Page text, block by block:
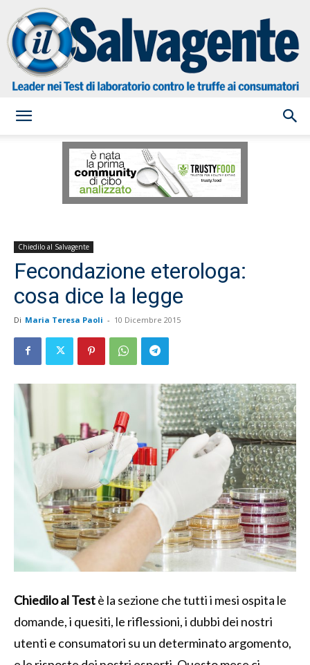
Salvagente
Chiedilo al Salvagente
Fecondazione eterologa:
cosa dice la legge
Di Maria Teresa Paoli - 10 Dicembre 2015
Chiedilo al Testè la sezione che tutti i mesi ospita le
domande, i quesiti, le riflessioni, i dubbi dei nostri
utenti e consumatori su un determinato argomento,